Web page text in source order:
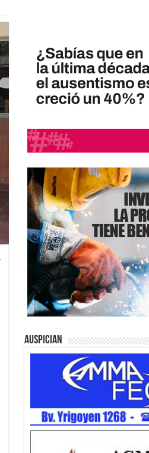
Auspician